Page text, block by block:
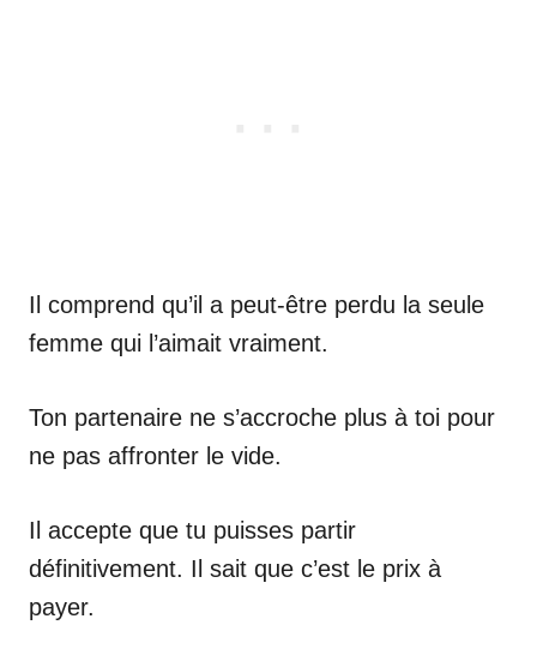
Il comprend qu’il a peut-être perdu la seule
femme qui l’aimait vraiment.
Ton partenaire ne s’accroche plus à toi pour
ne pas affronter le vide.
Il accepte que tu puisses partir
définitivement. Il sait que c’est le prix à
payer.